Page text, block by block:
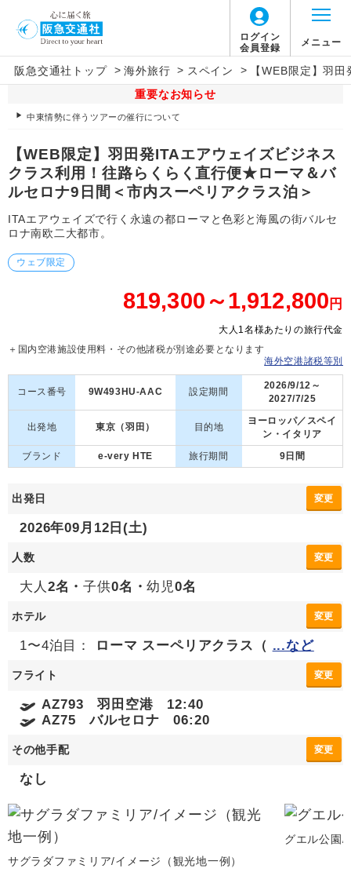
ログイン
会員登録
メニュー
阪急交通社トップ > 海外旅行 > スペイン >
【WEB限定】羽
重要なお知らせ
中東情勢に伴うツアーの催行について
【WEB限定】羽田発ITAエアウェイズビジネス
クラス利用！往路らくらく直行便★ローマ＆バ
ルセロナ9日間＜市内スーペリアクラス泊＞
ITAエアウェイズで行く永遠の都ローマと色彩と海風の街バルセ
ロナ南欧二大都市。
ウェブ限定
819,300～1,912,800 円
大人1名様あたりの旅行代金
＋国内空港施設使用料・その他諸税が別途必要となります
海外空港諸税等別
コース番号 9W493HU-AAC 設定期間
2026/9/12～
2027/7/25
出発地 東京（羽田） 目的地
ヨーロッパ／スペイ
ン・イタリア
ブランド
e-very HTE 旅行期間 9日間
出発日 変更
2026年09月12日(土)
人数 変更
大人 2名・子供0名・幼児0名
ホテル 変更
1〜4泊目： ローマ スーペリアクラス（ ...など
フライト 変更
AZ793 羽田空港 12:40
AZ75 バルセロナ 06:20
その他手配 変更
なし
サグラダファミリア/イメージ（観光地一例）
グエル公園/